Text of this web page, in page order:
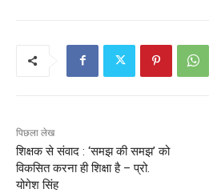
पिछला लेख
शिक्षक से संवाद : ‘समझ की समझ’ को
विकसित करना ही शिक्षा है – प्रो.
योगेश सिंह